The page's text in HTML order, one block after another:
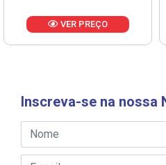
VER PREÇO
Inscreva-se na nossa